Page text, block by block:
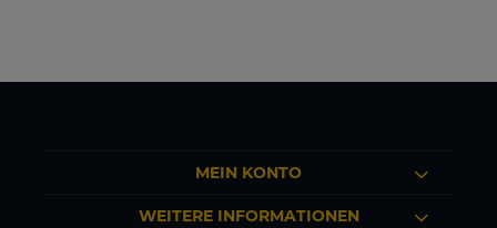
MEIN KONTO
WEITERE INFORMATIONEN